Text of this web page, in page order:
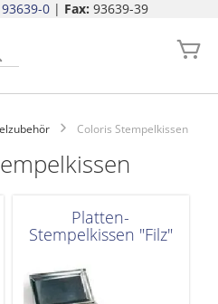
0| Fax: 93639-39
springen
Coloris Stempelkissen
Platten-
Stempelkissen "Filz"